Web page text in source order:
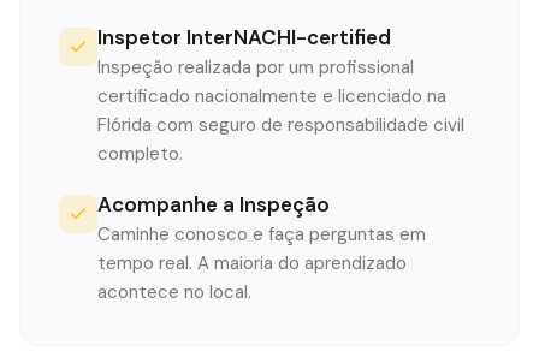
Inspetor InterNACHI-certified
Inspeção realizada por um profissional
certificado nacionalmente e licenciado na
Flórida com seguro de responsabilidade civil
completo.
Acompanhe a Inspeção
Caminhe conosco e faça perguntas em
tempo real. A maioria do aprendizado
acontece no local.